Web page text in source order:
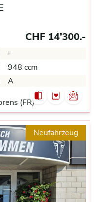
CHF 14’300.-
-
948 ccm
A
(FR)
Neufahrzeug